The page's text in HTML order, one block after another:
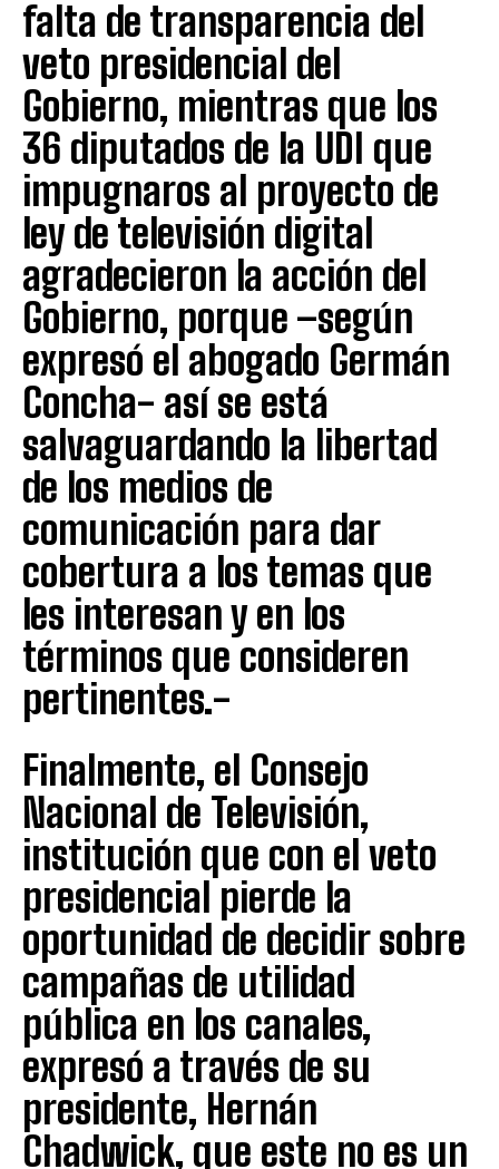
falta de transparencia del
veto presidencial del
Gobierno, mientras que los
36 diputados de la UDI que
impugnaros al proyecto de
ley de televisión digital
agradecieron la acción del
Gobierno, porque –según
expresó el abogado Germán
Concha- así se está
salvaguardando la libertad
de los medios de
comunicación para dar
cobertura a los temas que
les interesan y en los
términos que consideren
pertinentes.-
Finalmente, el Consejo
Nacional de Televisión,
institución que con el veto
presidencial pierde la
oportunidad de decidir sobre
campañas de utilidad
pública en los canales,
expresó a través de su
presidente, Hernán
Chadwick, que este no es un